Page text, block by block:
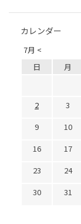
カレンダー
7月 <
日 月
2
3
9
10
16
17
23
24
30
31